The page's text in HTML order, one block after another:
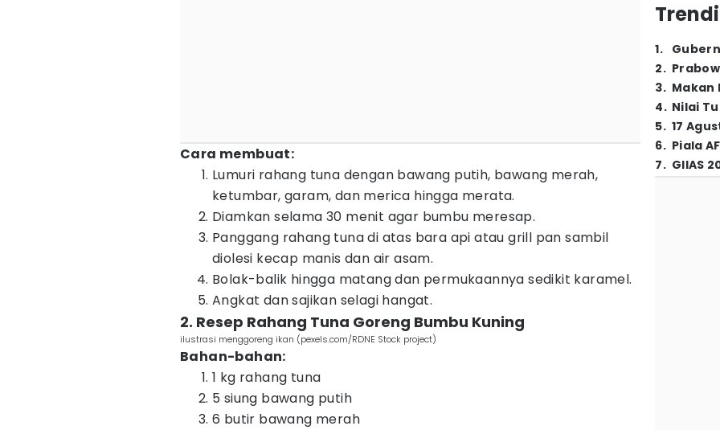
Cara membuat:
Lumuri rahang tuna dengan bawang putih, bawang merah,
ketumbar, garam, dan merica hingga merata.
Diamkan selama 30 menit agar bumbu meresap.
Panggang rahang tuna di atas bara api atau grill pan sambil
diolesi kecap manis dan air asam.
Bolak-balik hingga matang dan permukaannya sedikit karamel.
Angkat dan sajikan selagi hangat.
2. Resep Rahang Tuna Goreng Bumbu Kuning
ilustrasi menggoreng ikan (pexels.com/RDNE Stock project)
Bahan-bahan:
1 kg rahang tuna
5 siung bawang putih
6 butir bawang merah
1.
2.
3. Makan
4. Nilai
5. 17
6. Piala
7. GIIAS